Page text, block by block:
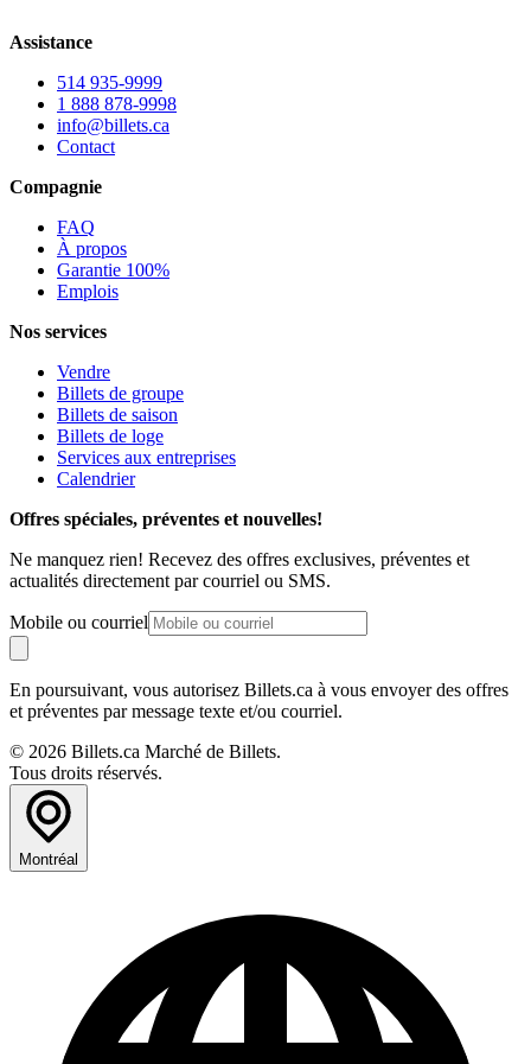
Assistance
514 935-9999
1 888 878-9998
info@billets.ca
Contact
Compagnie
FAQ
À propos
Garantie 100%
Emplois
Nos services
Vendre
Billets de groupe
Billets de saison
Billets de loge
Services aux entreprises
Calendrier
Offres spéciales, préventes et nouvelles!
Ne manquez rien! Recevez des offres exclusives, préventes et
actualités directement par courriel ou SMS.
Mobile ou courriel
En poursuivant, vous autorisez Billets.ca à vous envoyer des offres
et préventes par message texte et/ou courriel.
© 2026 Billets.ca Marché de Billets.
Tous droits réservés.
Montréal